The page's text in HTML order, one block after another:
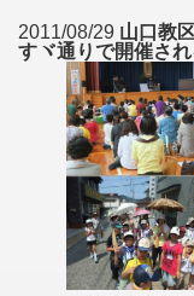
2011/08/29 山口教
すヾ通りで開催され